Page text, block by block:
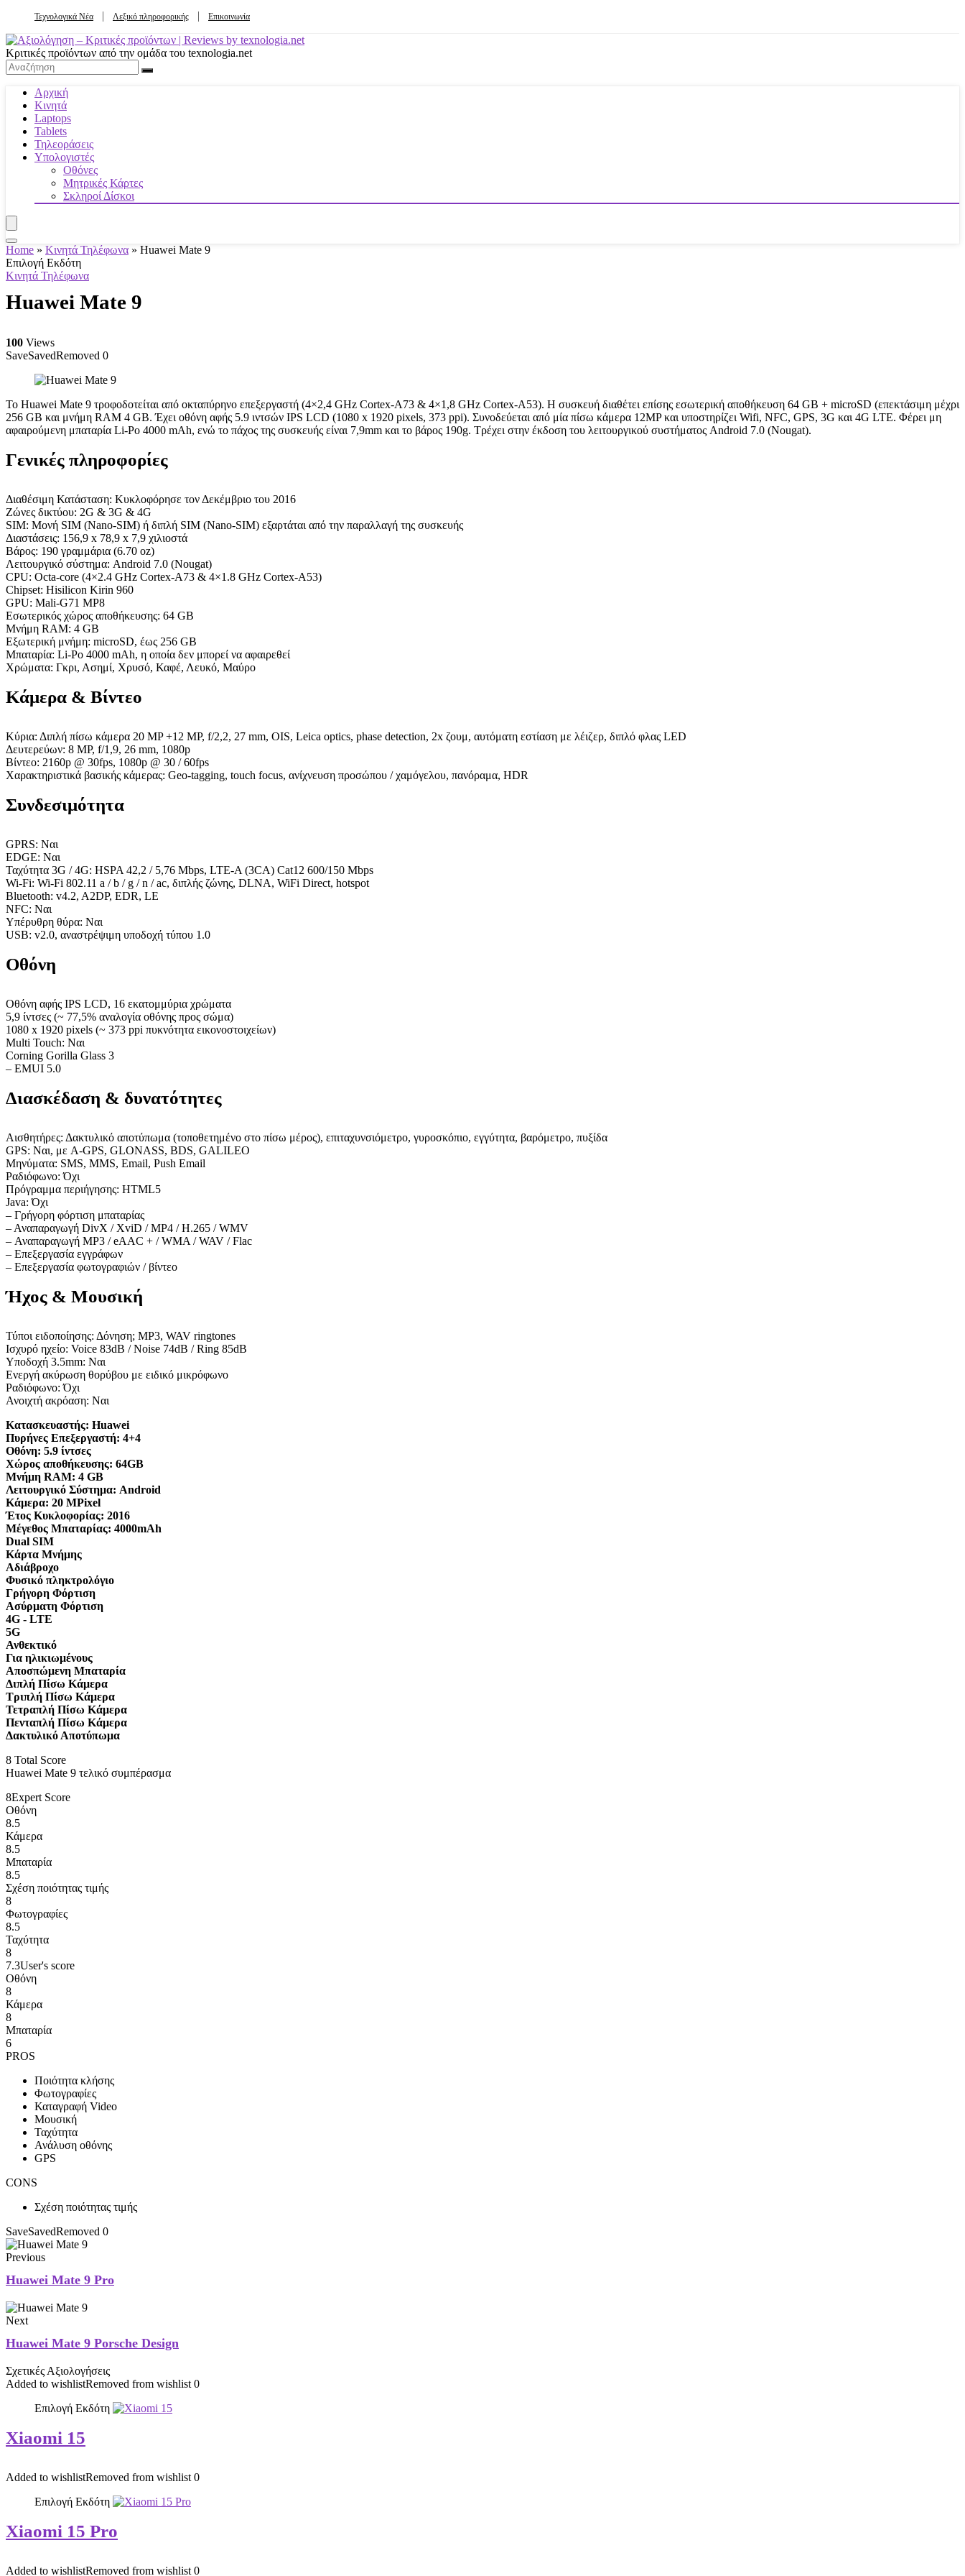
Τεχνολογικά Νέα Λεξικό πληροφορικής Επικοινωνία
Κριτικές προϊόντων από την ομάδα του texnologia.net
Αρχική
Κινητά
Laptops
Tablets
Τηλεοράσεις
Υπολογιστές
Οθόνες
Μητρικές Κάρτες
Σκληροί Δίσκοι
Home » Κινητά Τηλέφωνα » Huawei Mate 9
Επιλογή Εκδότη
Κινητά Τηλέφωνα
Huawei Mate 9
100 Views
SaveSavedRemoved 0
Το Huawei Mate 9 τροφοδοτείται από οκταπύρηνο επεξεργαστή (4×2,4 GHz Cortex-A73 & 4×1,8 GHz Cortex-A53). Η συσκευή διαθέτει επίσης εσωτερική αποθήκευση 64 GB + microSD (επεκτάσιμη μέχρι
256 GB και μνήμη RAM 4 GB. Έχει οθόνη αφής 5.9 ιντσών IPS LCD (1080 x 1920 pixels, 373 ppi). Συνοδεύεται από μία πίσω κάμερα 12MP και υποστηρίζει Wifi, NFC, GPS, 3G και 4G LTE. Φέρει μη
αφαιρούμενη μπαταρία Li-Po 4000 mAh, ενώ το πάχος της συσκευής είναι 7,9mm και το βάρος 190g. Τρέχει στην έκδοση του λειτουργικού συστήματος Android 7.0 (Nougat).
Γενικές πληροφορίες
Διαθέσιμη Κατάσταση: Κυκλοφόρησε τον Δεκέμβριο του 2016
Ζώνες δικτύου: 2G & 3G & 4G
SIM: Μονή SIM (Nano-SIM) ή διπλή SIM (Nano-SIM) εξαρτάται από την παραλλαγή της συσκευής
Διαστάσεις: 156,9 x 78,9 x 7,9 χιλιοστά
Βάρος: 190 γραμμάρια (6.70 oz)
Λειτουργικό σύστημα: Android 7.0 (Nougat)
CPU: Octa-core (4×2.4 GHz Cortex-A73 & 4×1.8 GHz Cortex-A53)
Chipset: Hisilicon Kirin 960
GPU: Mali-G71 MP8
Εσωτερικός χώρος αποθήκευσης: 64 GB
Μνήμη RAM: 4 GB
Εξωτερική μνήμη: microSD, έως 256 GB
Μπαταρία: Li-Po 4000 mAh, η οποία δεν μπορεί να αφαιρεθεί
Χρώματα: Γκρι, Ασημί, Χρυσό, Καφέ, Λευκό, Μαύρο
Κάμερα & Βίντεο
Κύρια: Διπλή πίσω κάμερα 20 MP +12 MP, f/2,2, 27 mm, OIS, Leica optics, phase detection, 2x ζουμ, αυτόματη εστίαση με λέιζερ, διπλό φλας LED
Δευτερεύων: 8 MP, f/1,9, 26 mm, 1080p
Βίντεο: 2160p @ 30fps, 1080p @ 30 / 60fps
Χαρακτηριστικά βασικής κάμερας: Geo-tagging, touch focus, ανίχνευση προσώπου / χαμόγελου, πανόραμα, HDR
Συνδεσιμότητα
GPRS: Ναι
EDGE: Ναι
Ταχύτητα 3G / 4G: HSPA 42,2 / 5,76 Mbps, LTE-A (3CA) Cat12 600/150 Mbps
Wi-Fi: Wi-Fi 802.11 a / b / g / n / ac, διπλής ζώνης, DLNA, WiFi Direct, hotspot
Bluetooth: v4.2, A2DP, EDR, LE
NFC: Ναι
Υπέρυθρη θύρα: Ναι
USB: v2.0, αναστρέψιμη υποδοχή τύπου 1.0
Οθόνη
Οθόνη αφής IPS LCD, 16 εκατομμύρια χρώματα
5,9 ίντσες (~ 77,5% αναλογία οθόνης προς σώμα)
1080 x 1920 pixels (~ 373 ppi πυκνότητα εικονοστοιχείων)
Multi Touch: Ναι
Corning Gorilla Glass 3
– EMUI 5.0
Διασκέδαση & δυνατότητες
Αισθητήρες: Δακτυλικό αποτύπωμα (τοποθετημένο στο πίσω μέρος), επιταχυνσιόμετρο, γυροσκόπιο, εγγύτητα, βαρόμετρο, πυξίδα
GPS: Ναι, με A-GPS, GLONASS, BDS, GALILEO
Μηνύματα: SMS, MMS, Email, Push Email
Ραδιόφωνο: Όχι
Πρόγραμμα περιήγησης: HTML5
Java: Όχι
– Γρήγορη φόρτιση μπαταρίας
– Αναπαραγωγή DivX / XviD / MP4 / H.265 / WMV
– Αναπαραγωγή MP3 / eAAC + / WMA / WAV / Flac
– Επεξεργασία εγγράφων
– Επεξεργασία φωτογραφιών / βίντεο
Ήχος & Μουσική
Τύποι ειδοποίησης: Δόνηση; MP3, WAV ringtones
Ισχυρό ηχείο: Voice 83dB / Noise 74dB / Ring 85dB
Υποδοχή 3.5mm: Ναι
Ενεργή ακύρωση θορύβου με ειδικό μικρόφωνο
Ραδιόφωνο: Όχι
Ανοιχτή ακρόαση: Ναι
Κατασκευαστής: Huawei
Πυρήνες Επεξεργαστή: 4+4
Οθόνη: 5.9 ίντσες
Χώρος αποθήκευσης: 64GB
Μνήμη RAM: 4 GB
Λειτουργικό Σύστημα: Android
Κάμερα: 20 MPixel
Έτος Κυκλοφορίας: 2016
Μέγεθος Μπαταρίας: 4000mAh
Dual SIM
Κάρτα Μνήμης
Αδιάβροχο
Φυσικό πληκτρολόγιο
Γρήγορη Φόρτιση
Ασύρματη Φόρτιση
4G - LTE
5G
Ανθεκτικό
Για ηλικιωμένους
Αποσπώμενη Μπαταρία
Διπλή Πίσω Κάμερα
Τριπλή Πίσω Κάμερα
Τετραπλή Πίσω Κάμερα
Πενταπλή Πίσω Κάμερα
Δακτυλικό Αποτύπωμα
8 Total Score
Huawei Mate 9 τελικό συμπέρασμα
8Expert Score
Οθόνη
8.5
Κάμερα
8.5
Μπαταρία
8.5
Σχέση ποιότητας τιμής
8
Φωτογραφίες
8.5
Ταχύτητα
8
7.3User's score
Οθόνη
8
Κάμερα
8
Μπαταρία
6
PROS
Ποιότητα κλήσης
Φωτογραφίες
Καταγραφή Video
Μουσική
Ταχύτητα
Ανάλυση οθόνης
GPS
CONS
Σχέση ποιότητας τιμής
SaveSavedRemoved 0
Previous
Huawei Mate 9 Pro
Next
Huawei Mate 9 Porsche Design
Σχετικές Αξιολογήσεις
Added to wishlistRemoved from wishlist 0
Επιλογή Εκδότη
Xiaomi 15
Added to wishlistRemoved from wishlist 0
Επιλογή Εκδότη
Xiaomi 15 Pro
Added to wishlistRemoved from wishlist 0